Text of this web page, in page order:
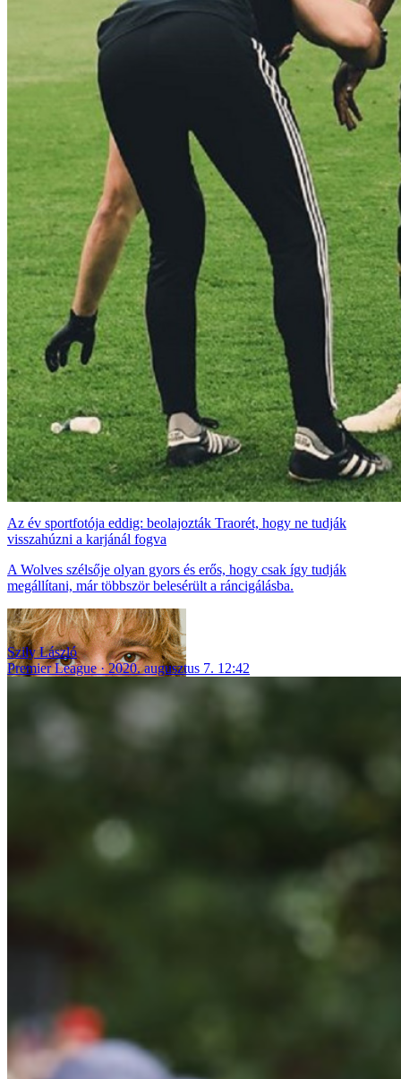
Az év sportfotója eddig: beolajozták Traorét, hogy ne tudják
visszahúzni a karjánál fogva
A Wolves szélsője olyan gyors és erős, hogy csak így tudják
megállítani, már többször belesérült a ráncigálásba.
Szily László
Premier League
2020. augusztus 7. 12:42